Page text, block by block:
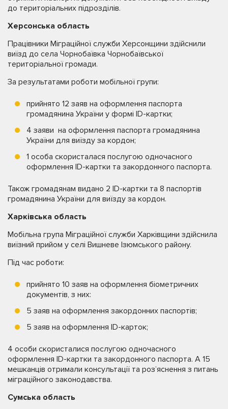
до територіальних підрозділів.
Херсонська область
Працівники Міграційної служби Херсонщини здійснили
виїзд до села Чорнобаївка Чорнобаївської
територіальної громади.
За результатами роботи мобільної групи:
прийнято 12 заяв на оформлення паспорта
громадянина України у формі ID-картки;
4 заяви на оформлення паспорта громадянина
України для виїзду за кордон;
1 особа скористалася послугою одночасного
оформлення ID-картки та закордонного паспорта.
Також громадянам видано 2 ID-картки та 8 паспортів
громадянина України для виїзду за кордон.
Харківська область
Мобільна група Міграційної служби Харківщини здійснила
виїзний прийом у селі Вишневе Ізюмського району.
Під час роботи:
прийнято 10 заяв на оформлення біометричних
документів, з них:
5 заяв на оформлення закордонних паспортів;
5 заяв на оформлення ID-карток;
4 особи скористалися послугою одночасного
оформлення ID-картки та закордонного паспорта. А 15
мешканців отримали консультації та роз’яснення з питань
міграційного законодавства.
Сумська область